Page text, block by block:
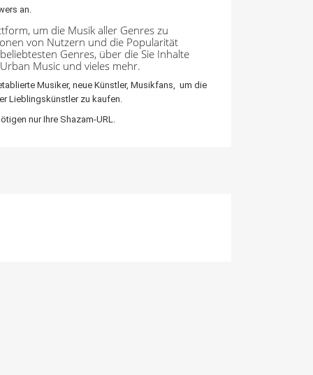
an.
um die Musik aller Genres zu
von Nutzern und die Popularität
Genres, über die Sie Inhalte
Music und vieles mehr.
Musiker, neue Künstler, Musikfans, um die
Lieblingskünstler zu kaufen.
nur Ihre Shazam-URL.